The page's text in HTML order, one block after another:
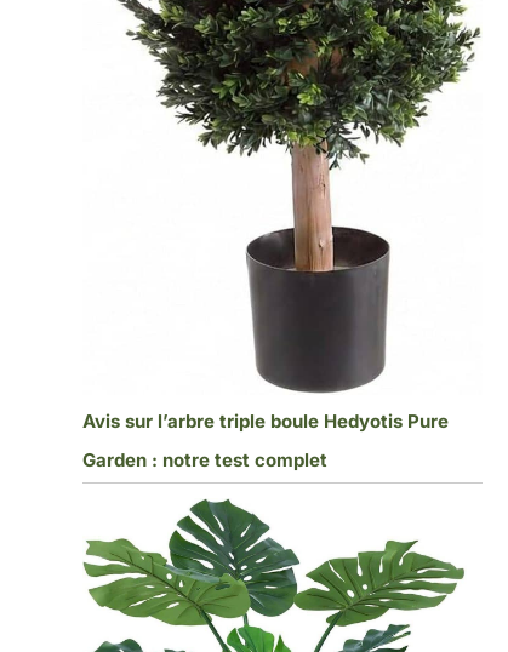
Avis sur l’arbre triple boule Hedyotis Pure
Garden : notre test complet